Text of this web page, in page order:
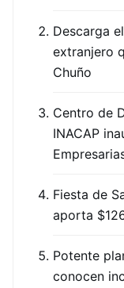
Descarga
extranjero
Chuño
Centro de
INACAP
Fiesta de
aporta
Potente
conocen